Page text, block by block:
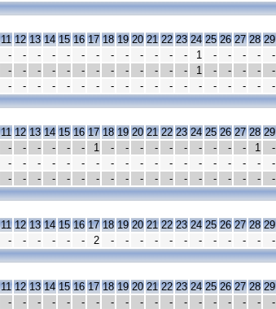
11 12 13 14 15 16 17 18 19 20 21 22 23 24 25 26 27 28 29
- - - - - - - - - - - - - 1 - - - - -
- - - - - - - - - - - - - 1 - - - - -
- - - - - - - - - - - - - - - - - - -
11 12 13 14 15 16 17 18 19 20 21 22 23 24 25 26 27 28 29
- - - - - - 1 - - - - - - - - - - 1 -
- - - - - - - - - - - - - - - - - - -
- - - - - - - - - - - - - - - - - - -
11 12 13 14 15 16 17 18 19 20 21 22 23 24 25 26 27 28 29
- - - - - - 2 - - - - - - - - - - - -
11 12 13 14 15 16 17 18 19 20 21 22 23 24 25 26 27 28 29
- - - - - - - - - - - - - - - - - - -